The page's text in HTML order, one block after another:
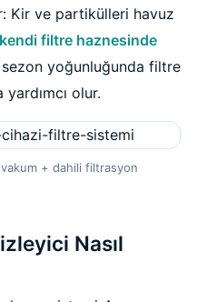
Sıvı Asit Hidroklorik
Sıvı Ph- Düşürücü
Toz Ph+ Yükseltici
Yosun Öldürücü
Selenoid Havuz Kimyasalları
Kir ve partikülleri havuz
kendi filtre haznesinde
yoğunluğunda filtre
olur.
+ dahili filtrasyon
Nasıl